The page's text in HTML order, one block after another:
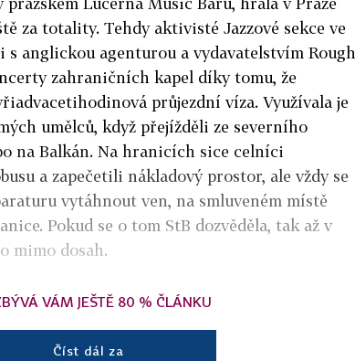
za totality. Tehdy aktivisté Jazzové sekce ve
s anglickou agenturou a vydavatelstvím Rough
zahraničních kapel díky tomu, že
průjezdní víza. Využívala je
umělců, když přejížděli ze severního
na Balkán. Na hranicích sice celníci
a zapečetili nákladový prostor, ale vždy se
vytáhnout ven, na smluveném místě
Pokud se o tom StB dozvěděla, tak až v
mimo dosah.
VÁM JEŠTĚ 80 % ČLÁNKU
Číst dál za